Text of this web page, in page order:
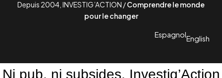
Depuis 2004, INVESTIG’ACTION /Comprendre le monde
pour le changer
EspagnolEnglish
Ni pub, ni subsides. Investig’Action